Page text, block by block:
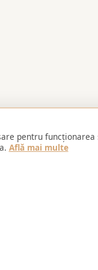
pentru funcționarea
Află mai multe